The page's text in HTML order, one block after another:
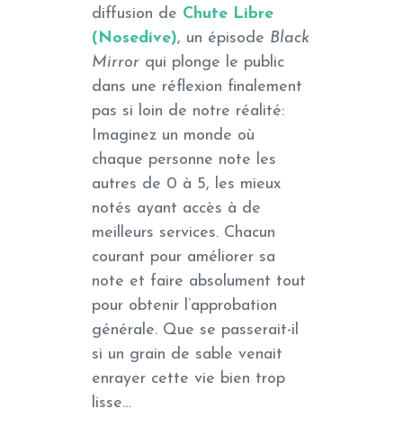
diffusion de Chute Libre
(Nosedive), un épisode Black
Mirror qui plonge le public
dans une réflexion finalement
pas si loin de notre réalité:
Imaginez un monde où
chaque personne note les
autres de 0 à 5, les mieux
notés ayant accès à de
meilleurs services. Chacun
courant pour améliorer sa
note et faire absolument tout
pour obtenir l’approbation
générale. Que se passerait-il
si un grain de sable venait
enrayer cette vie bien trop
lisse…